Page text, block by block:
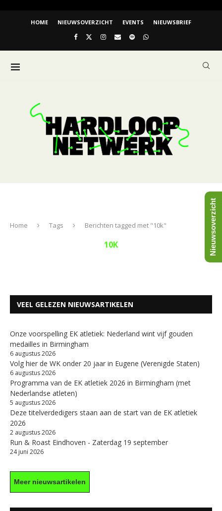
HOME NIEUWSOVERZICHT EVENTS NIEUWSBRIEF
Home Tags Berichten tagged met "10k"
10K
VEEL GELEZEN NIEUWSARTIKELEN
Onze voorspelling EK atletiek: Nederland wint vijf gouden
medailles in Birmingham
6 augustus 2026
Volg hier de WK onder 20 jaar in Eugene (Verenigde Staten)
6 augustus 2026
Programma van de EK atletiek 2026 in Birmingham (met
Nederlandse atleten)
5 augustus 2026
Deze titelverdedigers staan aan de start van de EK atletiek
2026
2 augustus 2026
Run & Roast Eindhoven - Zaterdag 19 september
24 juni 2026
Meer nieuwsartikelen
Nieuwsoverzicht